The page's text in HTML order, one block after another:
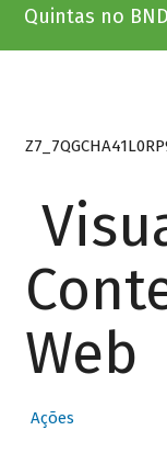
Quintas no
Web
Ações